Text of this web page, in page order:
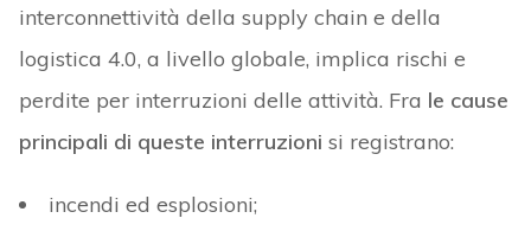
interconnettività della supply chain e della
logistica 4.0, a livello globale, implica rischi e
perdite per interruzioni delle attività. Fra le cause
principali di queste interruzioni si registrano:
incendi ed esplosioni;